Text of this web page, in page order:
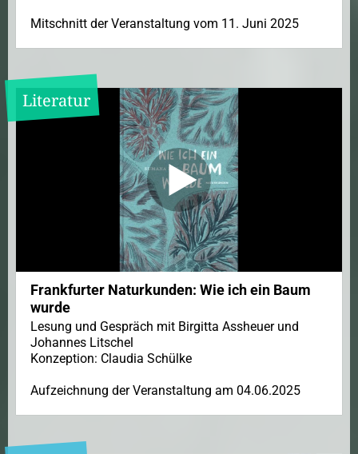
Mitschnitt der Veranstaltung vom 11. Juni 2025
Literatur
Frankfurter Naturkunden: Wie ich ein Baum
wurde
Lesung und Gespräch mit Birgitta Assheuer und
Johannes Litschel
Konzeption: Claudia Schülke
Aufzeichnung der Veranstaltung am 04.06.2025